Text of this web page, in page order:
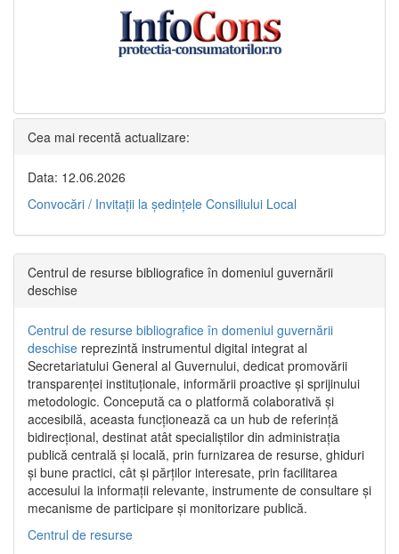
Cea mai recentă actualizare:
Data: 12.06.2026
Convocări / Invitaţii la şedinţele Consiliului Local
Centrul de resurse bibliografice în domeniul guvernării
deschise
Centrul de resurse bibliografice în domeniul guvernării
deschise reprezintă instrumentul digital integrat al
Secretariatului General al Guvernului, dedicat promovării
transparenței instituționale, informării proactive și sprijinului
metodologic. Concepută ca o platformă colaborativă și
accesibilă, aceasta funcționează ca un hub de referință
bidirecțional, destinat atât specialiștilor din administrația
publică centrală și locală, prin furnizarea de resurse, ghiduri
și bune practici, cât și părților interesate, prin facilitarea
accesului la informații relevante, instrumente de consultare și
mecanisme de participare și monitorizare publică.
Centrul de resurse